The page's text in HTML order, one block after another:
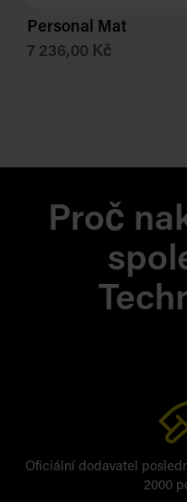
Personal Mat
7 236,00 Kč
Proč
Oficiální dodavatel
2000